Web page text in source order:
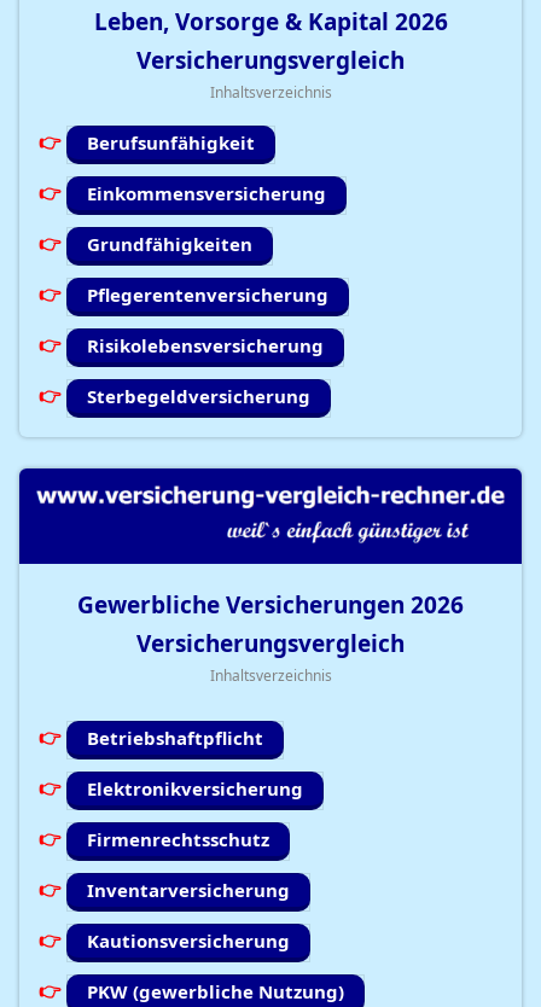
Leben, Vorsorge & Kapital 2026
Versicherungsvergleich
Inhaltsverzeichnis
Berufsunfähigkeit
Einkommensversicherung
Grundfähigkeiten
Pflegerentenversicherung
Risikolebensversicherung
Sterbegeldversicherung
Gewerbliche Versicherungen 2026
Versicherungsvergleich
Inhaltsverzeichnis
Betriebshaftpflicht
Elektronikversicherung
Firmenrechtsschutz
Inventarversicherung
Kautionsversicherung
PKW (gewerbliche Nutzung)